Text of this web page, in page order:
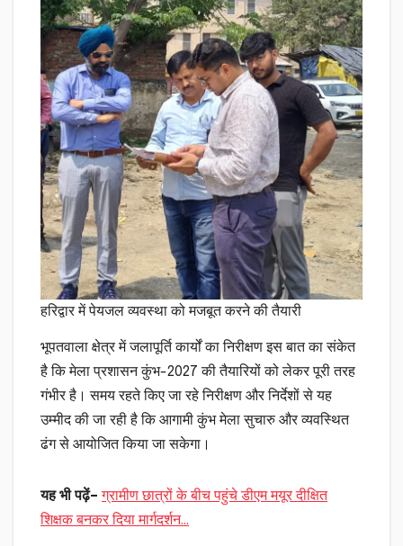
हरिद्वार में पेयजल व्यवस्था को मजबूत करने की तैयारी
भूपतवाला क्षेत्र में जलापूर्ति कार्यों का निरीक्षण इस बात का संकेत
है कि मेला प्रशासन कुंभ-2027 की तैयारियों को लेकर पूरी तरह
गंभीर है। समय रहते किए जा रहे निरीक्षण और निर्देशों से यह
उम्मीद की जा रही है कि आगामी कुंभ मेला सुचारु और व्यवस्थित
ढंग से आयोजित किया जा सकेगा।
यह भी पढ़ें– ग्रामीण छात्रों के बीच पहुंचे डीएम मयूर दीक्षित
शिक्षक बनकर दिया मार्गदर्शन…